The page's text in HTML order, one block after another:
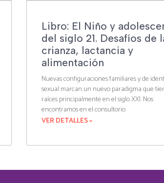
Libro: El Niño y
del siglo 21. Desafíos de
crianza, lactancia y
alimentación
Nuevas configuraciones familiares y de
sexual marcan un nuevo paradigma que
raíces principalmente en el siglo XXI. Nos
encontramos en el consultorio
VER DETALLES »